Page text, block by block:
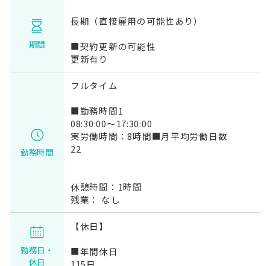
期間
長期（直接雇用の可能性あり）
■契約更新の可能性
更新有り
勤務時間
フルタイム
■勤務時間1
08:30:00～17:30:00
実労働時間：8時間■月平均労働日数
22
休憩時間：1時間
残業： なし
勤務日・
休日
【休日】
■年間休日